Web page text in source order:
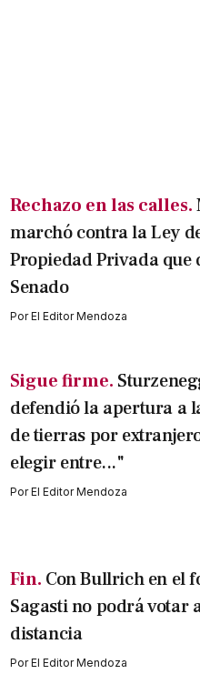
Rechazo en las calles.
marchó contra la Ley
Propiedad Privada que
Senado
PorEl Editor Mendoza
Sigue firme.
defendió la apertura a
de tierras por
elegir entre..."
PorEl Editor Mendoza
Fin. Con Bullrich en el
Sagasti no podrá votar
distancia
PorEl Editor Mendoza